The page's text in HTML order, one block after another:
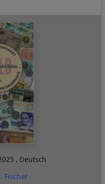
, Deutsch
Fischer